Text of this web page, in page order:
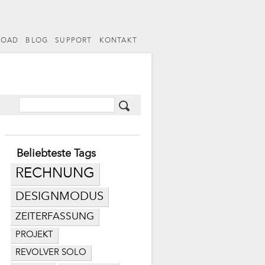
BLOG SUPPORT KONTAKT
Beliebteste Tags
RECHNUNG
DESIGNMODUS
ZEITERFASSUNG
PROJEKT
REVOLVER SOLO